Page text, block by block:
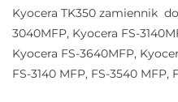
Kyocera TK350 zamiennik
3040MFP, Kyocera FS-
Kyocera FS-3640MFP,
FS-3140 MFP, FS-3540 MFP,